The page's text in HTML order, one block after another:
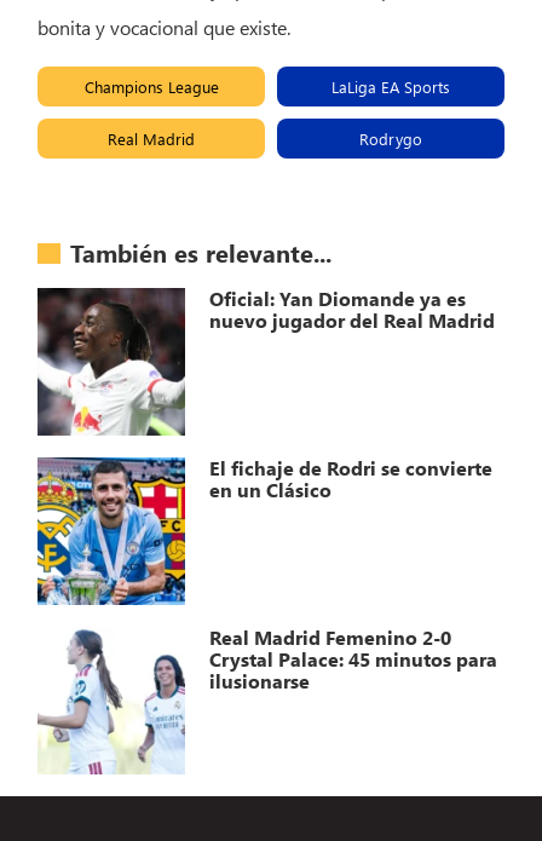
bonita y vocacional que existe.
Champions League LaLiga EA Sports
Real Madrid Rodrygo
También es relevante...
Oficial: Yan Diomande ya es
nuevo jugador del Real Madrid
El fichaje de Rodri se convierte
en un Clásico
Real Madrid Femenino 2-0
Crystal Palace: 45 minutos para
ilusionarse